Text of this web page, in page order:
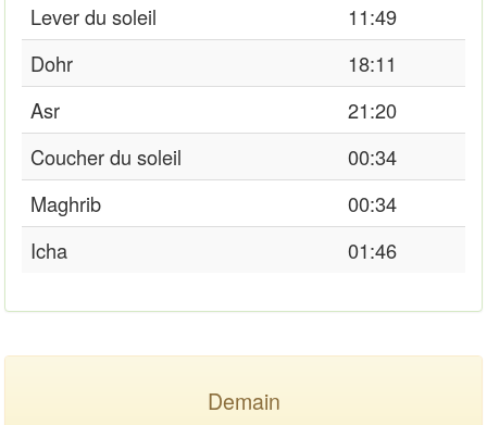
Lever du soleil
11:49
Dohr
18:11
Asr
21:20
Coucher du soleil
00:34
Maghrib
00:34
Icha
01:46
Demain